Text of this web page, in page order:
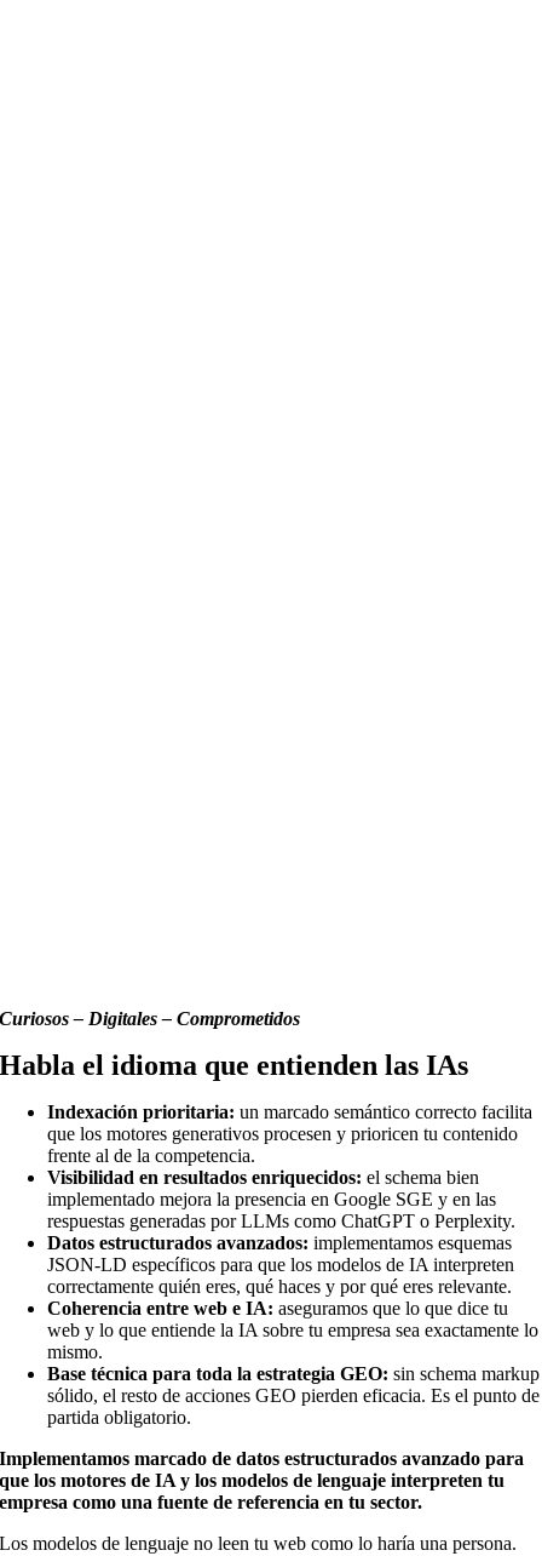
Curiosos – Digitales – Comprometidos
Habla el idioma que entienden las IAs
Indexación prioritaria: un marcado semántico correcto facilita
que los motores generativos procesen y prioricen tu contenido
frente al de la competencia.
Visibilidad en resultados enriquecidos: el schema bien
implementado mejora la presencia en Google SGE y en las
respuestas generadas por LLMs como ChatGPT o Perplexity.
Datos estructurados avanzados:implementamos esquemas
JSON-LD específicos para que los modelos de IA interpreten
correctamente quién eres, qué haces y por qué eres relevante.
Coherencia entre web e IA: aseguramos que lo que dice tu
web y lo que entiende la IA sobre tu empresa sea exactamente lo
mismo.
Base técnica para toda la estrategia GEO:sin schema markup
sólido, el resto de acciones GEO pierden eficacia. Es el punto de
partida obligatorio.
Implementamos marcado de datos estructurados avanzado para
que los motores de IA y los modelos de lenguaje interpreten tu
empresa como una fuente de referencia en tu sector.
Los modelos de lenguaje no leen tu web como lo haría una persona.